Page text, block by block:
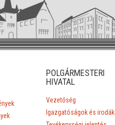
POLGÁRMESTERI
HIVATAL
Vezetőség
Igazgatóságok és irodák